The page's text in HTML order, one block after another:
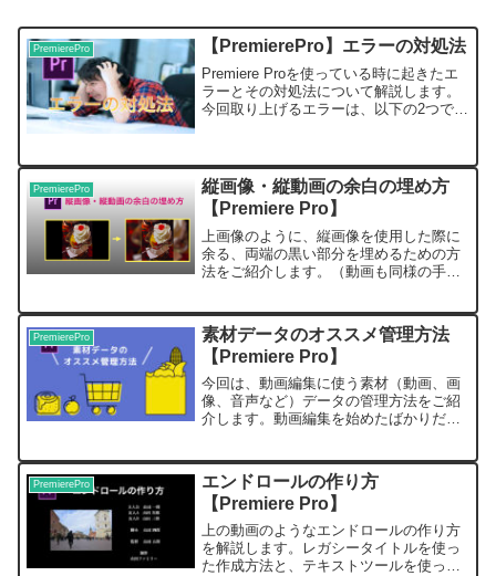
PremierePro 【PremierePro】エラーの対処法
Premiere Proを使っている時に起きたエ
ラーとその対処法について解説します。
今回取り上げるエラーは、以下の2つで
PremierePro
縦画像・縦動画の余白の埋め方
【Premiere Pro】
上画像のように、縦画像を使用した際に
余る、両端の黒い部分を埋めるための方
法をご紹介します。（動画も同様の手順
い縦画像をシーケンスのV1にドラッグ&
ドロップStep...
PremierePro
素材データのオススメ管理方法
【Premiere Pro】
今回は、動画編集に使う素材（動画、画
像、音声など）データの管理方法をご紹
介します。動画編集を始めたばかりだと
れというのは、使用していた素材データ
の保存場所を移動させたりす...
PremierePro
エンドロールの作り方
【Premiere Pro】
上の動画のようなエンドロールの作り方
を解説します。レガシータイトルを使っ
た作成方法と、テキストツールを使った